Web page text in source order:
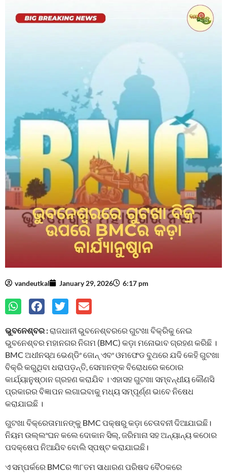
vandeutkal January 29, 2026 6:17 pm
ଭୁବନେଶ୍ବର :ରାଜଧାନୀ ଭୁବନେଶ୍ବରରେ ଗୁଟଖା ବିକ୍ରିକୁ ନେଇ
ଭୁବନେଶ୍ବର ମହାନଗର ନିଗମ (BMC) କଡ଼ା ମନୋଭାବ ଗ୍ରହଣ କରିଛି ।
BMC ଅଧୀନସ୍ଥ ଭେଣ୍ଡିଂ ଜୋନ୍‌ ଏବଂ ଓମଫେଡ ବୁଥରେ ଯଦି କେହି ଗୁଟଖା
ବିକ୍ରି କରୁଥିବା ଧରାପଡ଼ନ୍ତି, ସେମାନଙ୍କ ବିରୋଧରେ କଠୋର
କାର୍ଯ୍ୟାନୁଷ୍ଠାନ ଗ୍ରହଣ କରାଯିବ । ଏହାସହ ଗୁଟଖା ସମ୍ବନ୍ଧୀୟ କୌଣସି
ପ୍ରକାରର ବିଜ୍ଞାପନ ଲଗାଇବାକୁ ମଧ୍ୟ ସମ୍ପୂର୍ଣ୍ଣ ଭାବେ ନିଷେଧ
କରାଯାଇଛି ।
ଗୁଟଖା ବିକ୍ରେତାମାନଙ୍କୁ BMC ପକ୍ଷରୁ କଡ଼ା ଚେତାବନୀ ଦିଆଯାଇଛି।
ନିୟମ ଉଲ୍ଲଂଘନ କଲେ ଦୋକାନ ସିଲ୍‌, ଜରିମାନା ସହ ଅନ୍ୟାନ୍ୟ କଠୋର
ପଦକ୍ଷେପ ନିଆଯିବ ବୋଲି ସ୍ପଷ୍ଟ କରାଯାଇଛି।
ଏ ସମ୍ପର୍କରେ BMCର ୩୮ତମ ସାଧାରଣ ପରିଷଦ ବୈଠକରେ